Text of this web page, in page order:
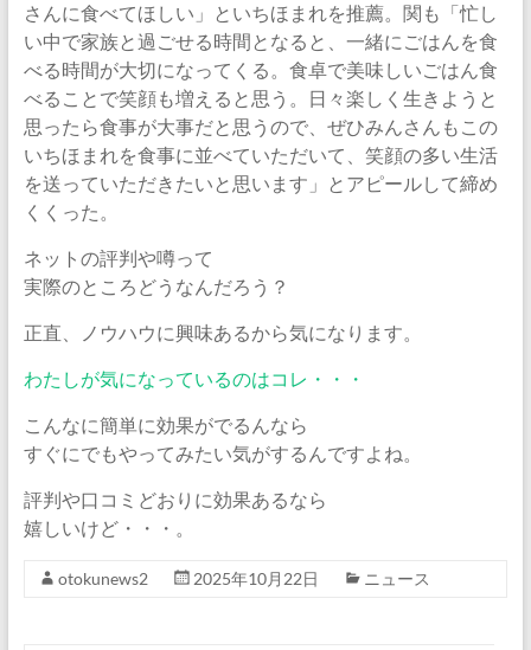
さんに食べてほしい」といちほまれを推薦。関も「忙し
い中で家族と過ごせる時間となると、一緒にごはんを食
べる時間が大切になってくる。食卓で美味しいごはん食
べることで笑顔も増えると思う。日々楽しく生きようと
思ったら食事が大事だと思うので、ぜひみんさんもこの
いちほまれを食事に並べていただいて、笑顔の多い生活
を送っていただきたいと思います」とアピールして締め
くくった。
ネットの評判や噂って
実際のところどうなんだろう？
正直、ノウハウに興味あるから気になります。
わたしが気になっているのはコレ・・・
こんなに簡単に効果がでるんなら
すぐにでもやってみたい気がするんですよね。
評判や口コミどおりに効果あるなら
嬉しいけど・・・。
otokunews2 2025年10月22日 ニュース